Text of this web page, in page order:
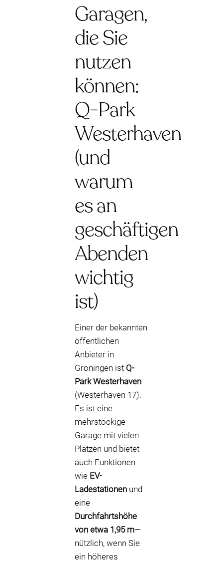
Garagen,
die Sie
nutzen
können:
Q-Park
Westerhaven
(und
warum
es an
geschäftigen
Abenden
wichtig
ist)
Einer der bekannten
öffentlichen
Anbieter in
Groningen ist Q-
Park Westerhaven
(Westerhaven 17).
Es ist eine
mehrstöckige
Garage mit vielen
Plätzen und bietet
auch Funktionen
wie EV-
Ladestationen und
eine
Durchfahrtshöhe
von etwa 1,95 m—
nützlich, wenn Sie
ein höheres